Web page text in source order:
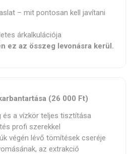
– mit pontosan kell javítani
árkalkulációja
ez az összeg levonásra kerül.
(26 000 Ft)
és a vízkör teljes tisztítása
profi szerekkel
végén lévő tömítések cseréje
az extrakció